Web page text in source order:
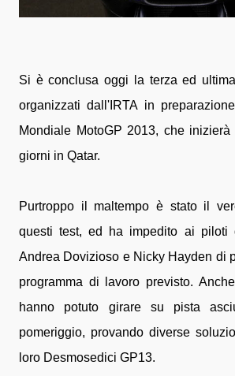
Si è conclusa oggi la terza ed
organizzati dall'IRTA in
Mondiale MotoGP 2013, che
giorni in Qatar.
Purtroppo il maltempo è stato il
questi test, ed ha impedito ai piloti
Andrea Dovizioso e Nicky Hayden di
programma di lavoro previsto.
hanno potuto girare su pista
pomeriggio, provando diverse
loro Desmosedici GP13.